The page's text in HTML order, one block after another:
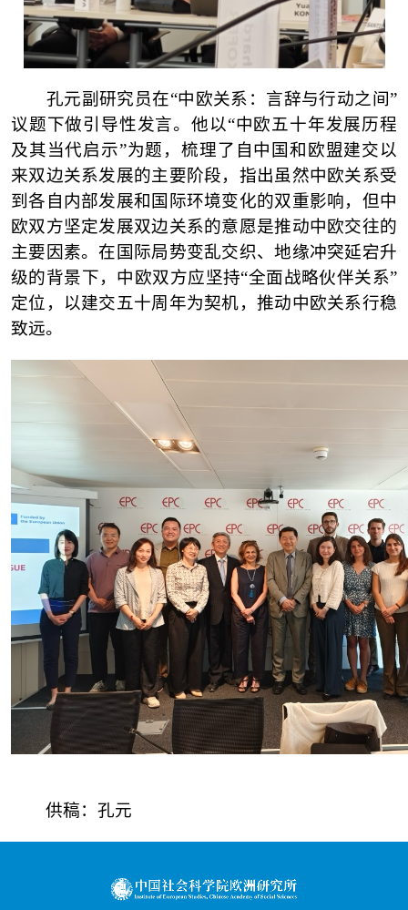
孔元副研究员在“中欧关系：言辞与行动之间”
议题下做引导性发言。他以“中欧五十年发展历程
及其当代启示”为题，梳理了自中国和欧盟建交以
来双边关系发展的主要阶段，指出虽然中欧关系受
到各自内部发展和国际环境变化的双重影响，但中
欧双方坚定发展双边关系的意愿是推动中欧交往的
主要因素。在 国际局势变乱交织、地缘冲突延宕升
级的背景下，中欧双方应坚持“全面战略伙伴关系”
定位，以建交五十周年为契机，推动中欧关系行稳
致远。
供稿：孔元